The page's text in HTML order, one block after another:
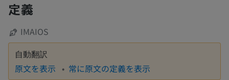
定義
IMAIOS
自動翻訳
原文を表示 常に原文の定義を表示